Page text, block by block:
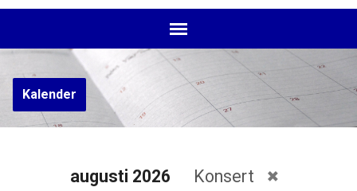
Kalender
augusti 2026 Konsert